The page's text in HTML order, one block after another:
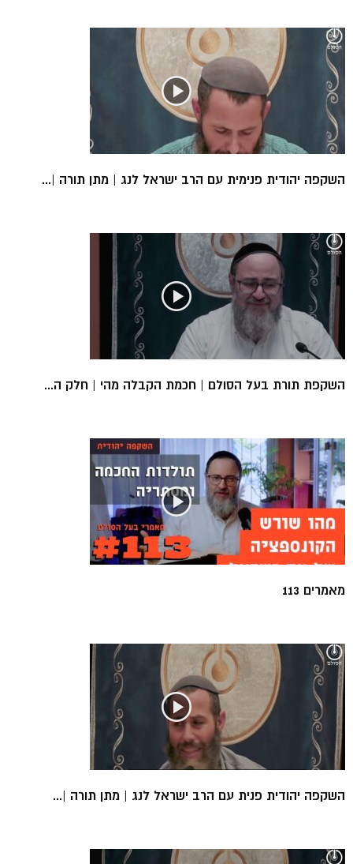
השקפה יהודית פנימית עם הרב ישראל לנג | מתן תורה |...
השקפת תורת בעל הסולם | חכמת הקבלה מהי | חלק ה...
מאמרים 113
השקפה יהודית פנית עם הרב ישראל לנג | מתן תורה |...